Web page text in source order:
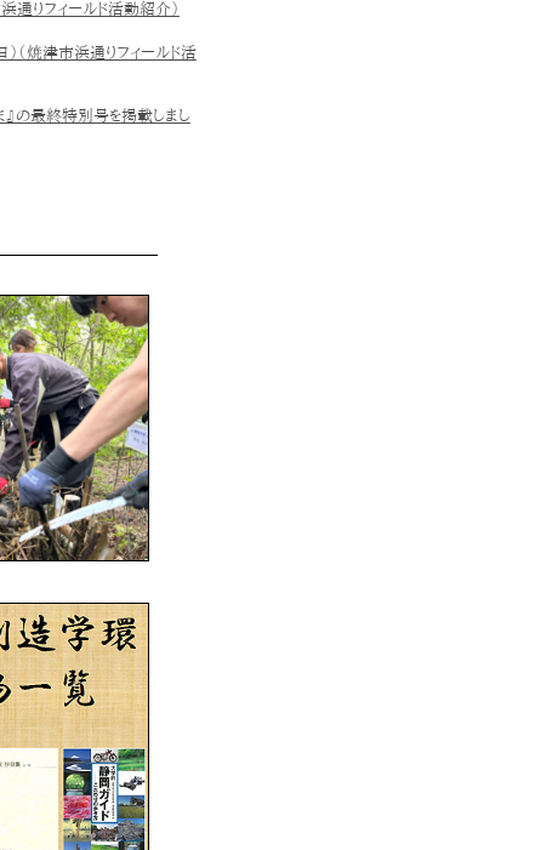
通りフィールド活動紹介）
（焼津市浜通りフィールド活
』の最終特別号を掲載しまし